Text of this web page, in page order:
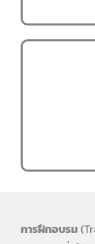
การฝึกอบรม